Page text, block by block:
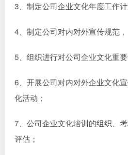
3、制定公司企业文化年度工作计
4、制定公司对内对外宣传规范，
5、组织进行对公司企业文化重
6、开展公司对内对外企业文化
化活动；
7、公司企业文化培训的组织、
评估；